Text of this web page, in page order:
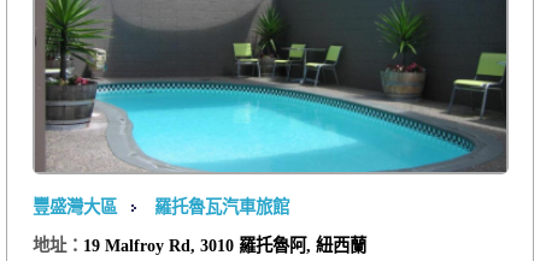
豐盛灣大區
羅托魯瓦汽車旅館
地址： 19 Malfroy Rd, 3010 羅托魯阿, 紐西蘭